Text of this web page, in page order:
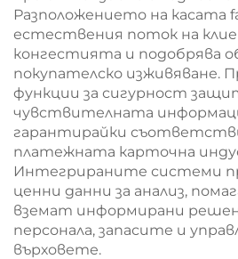
Разположението на касата
естествения поток на
конгестията и подобрява
покупателско изживяване.
функции за сигурност
чувствителната
гарантирайки
платежната карточна
Интегрираните системи
ценни данни за анализ,
вземат информирани
персонала, запасите и
върховете.